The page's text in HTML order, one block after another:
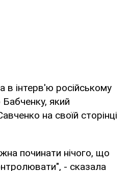
в інтерв'ю російському
який
на своїй сторінці
починати нічого, що
- сказала